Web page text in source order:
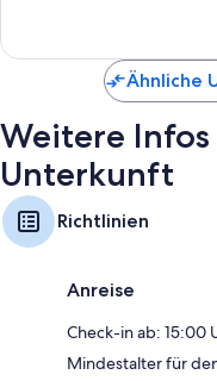
Möblierte Balkone oder
Bewertungen
Ähnliche
Weitere Infos
Unterkunft
Richtlinien
Anreise
Check-in ab: 15:00
Mindestalter für